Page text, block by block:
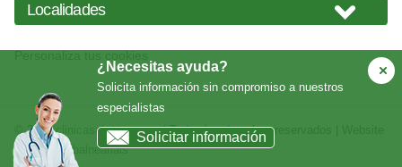
¿Necesitas ayuda?
Solicita información sin compromiso a nuestros
especialistas
Solicitar información
© 2026clinicasabortos.com| Todos los derechos reservados | Website
creada porbalneariais